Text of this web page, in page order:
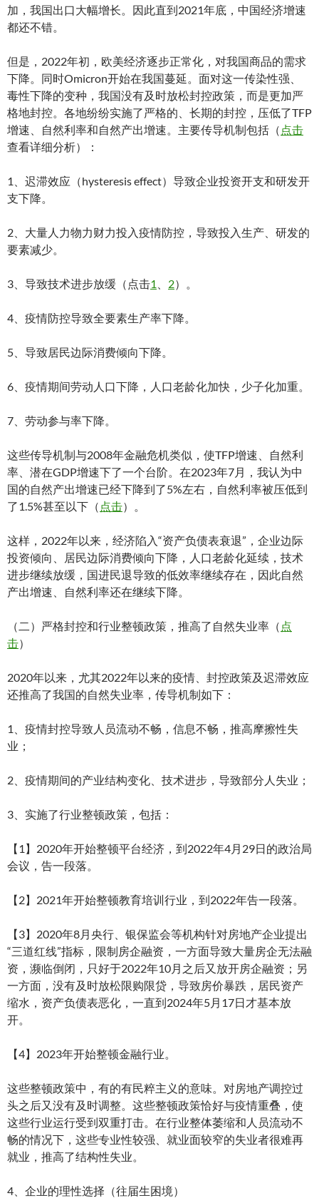
加，我国出口大幅增长。因此直到2021年底，中国经济增速
都还不错。
但是，2022年初，欧美经济逐步正常化，对我国商品的需求
下降。同时Omicron开始在我国蔓延。面对这一传染性强、
毒性下降的变种，我国没有及时放松封控政策，而是更加严
格地封控。各地纷纷实施了严格的、长期的封控，压低了TFP
增速、自然利率和自然产出增速。主要传导机制包括（ 点击
查看详细分析）：
1、迟滞效应（hysteresis effect）导致企业投资开支和研发开
支下降。
2、大量人力物力财力投入疫情防控，导致投入生产、研发的
要素减少。
3、导致技术进步放缓（点击1 2）。
4、疫情防控导致全要素生产率下降。
5、导致居民边际消费倾向下降。
6、疫情期间劳动人口下降，人口老龄化加快，少子化加重。
7、劳动参与率下降。
这些传导机制与2008年金融危机类似，使TFP增速、自然利
率、潜在GDP增速下了一个台阶。在2023年7月，我认为中
国的自然产出增速已经下降到了5%左右，自然利率被压低到
了1.5%甚至以下（ 点击）。
这样，2022年以来，经济陷入“资产负债表衰退”，企业边际
投资倾向、居民边际消费倾向下降，人口老龄化延续，技术
进步继续放缓，国进民退导致的低效率继续存在，因此自然
产出增速、自然利率还在继续下降。
（二）严格封控和行业整顿政策，推高了自然失业率（ 点
击）
2020年以来，尤其2022年以来的疫情、封控政策及迟滞效应
还推高了我国的自然失业率，传导机制如下：
1、疫情封控导致人员流动不畅，信息不畅，推高摩擦性失
业；
2、疫情期间的产业结构变化、技术进步，导致部分人失业；
3、实施了行业整顿政策，包括：
【1】2020年开始整顿平台经济，到2022年4月29日的政治局
会议，告一段落。
【2】2021年开始整顿教育培训行业，到2022年告一段落。
【3】2020年8月央行、银保监会等机构针对房地产企业提出
“三道红线”指标，限制房企融资，一方面导致大量房企无法融
资，濒临倒闭，只好于2022年10月之后又放开房企融资；另
一方面，没有及时放松限购限贷，导致房价暴跌，居民资产
缩水，资产负债表恶化，一直到2024年5月17日才基本放
开。
【4】2023年开始整顿金融行业。
这些整顿政策中，有的有民粹主义的意味。对房地产调控过
头之后又没有及时调整。这些整顿政策恰好与疫情重叠，使
这些行业运行受到双重打击。在行业整体萎缩和人员流动不
畅的情况下，这些专业性较强、就业面较窄的失业者很难再
就业，推高了结构性失业。
4、企业的理性选择（往届生困境）